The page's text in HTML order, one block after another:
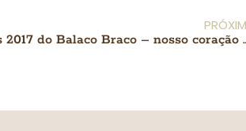
Doris 2017 do